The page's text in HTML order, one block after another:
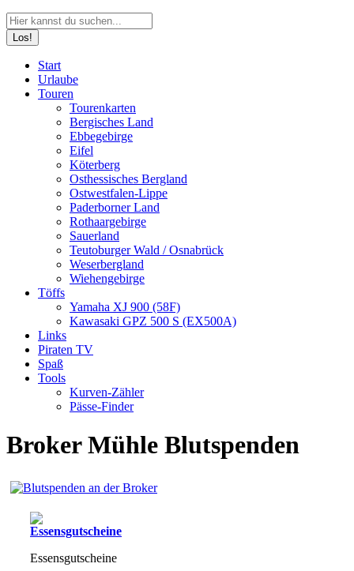
Search:
page
opens
page
opens
page
opens
Start
Urlaube
Touren
Tourenkarten
Bergisches Land
Ebbegebirge
Eifel
Köterberg
Osthessisches Bergland
Ostwestfalen-Lippe
Paderborner Land
Rothaargebirge
Sauerland
Teutoburger Wald / Osnabrück
Weserbergland
Wiehengebirge
Töffs
Yamaha XJ 900 (58F)
Kawasaki GPZ 500 S (EX500A)
Links
Piraten TV
Spaß
Tools
Kurven-Zähler
Pässe-Finder
Broker Mühle Blutspenden
Essensgutscheine